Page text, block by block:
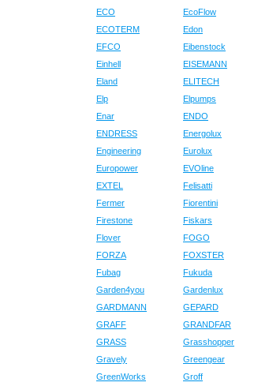
ECO
EcoFlow
ECOTERM
Edon
EFCO
Eibenstock
Einhell
EISEMANN
Eland
ELITECH
Elp
Elpumps
Enar
ENDO
ENDRESS
Energolux
Engineering
Eurolux
Europower
EVOline
EXTEL
Felisatti
Fermer
Fiorentini
Firestone
Fiskars
Flover
FOGO
FORZA
FOXSTER
Fubag
Fukuda
Garden4you
Gardenlux
GARDMANN
GEPARD
GRAFF
GRANDFAR
GRASS
Grasshopper
Gravely
Greengear
GreenWorks
Groff